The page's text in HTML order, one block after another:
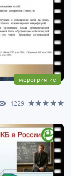
мероприятие
1229